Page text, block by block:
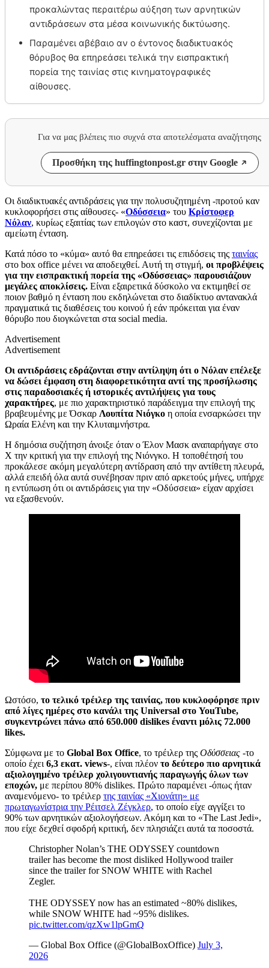
προκαλώντας περαιτέρω αύξηση των αρνητικών
αντιδράσεων στα μέσα κοινωνικής δικτύωσης.
Παραμένει αβέβαιο αν ο έντονος διαδικτυακός
θόρυβος θα επηρεάσει τελικά την εισπρακτική
πορεία της ταινίας στις κινηματογραφικές
αίθουσες.
Για να μας βλέπεις πιο συχνά στα αποτελέσματα αναζήτησης
Προσθήκη της huffingtonpost.gr στην Google
Οι διαδικτυακές αντιδράσεις για την πολυσυζητημένη -προτού καν
κυκλοφορήσει στις αίθουσες- «Οδύσσεια» του Κρίστοφερ
Νόλαν, κυρίως εξαιτίας των επιλογών στο καστ, συνεχίζονται με
αμείωτη ένταση.
Κατά πόσο το «κύμα» αυτό θα επηρεάσει τις επιδόσεις της ταινίας
στο box office μένει να αποδειχθεί. Αυτή τη στιγμή, οι προβλέψεις
για την εισπρακτική πορεία της «Οδύσσειας» παρουσιάζουν
μεγάλες αποκλίσεις. Είναι εξαιρετικά δύσκολο να εκτιμηθεί σε
ποιον βαθμό η ένταση που εκδηλώνεται στο διαδίκτυο αντανακλά
πραγματικά τις διαθέσεις του κοινού ή εάν πρόκειται για έναν
θόρυβο που διογκώνεται στα social media.
Advertisement
Advertisement
Οι αντιδράσεις εδράζονται στην αντίληψη ότι ο Νόλαν επέλεξε
να δώσει έμφαση στη διαφορετικότητα αντί της προσήλωσης
στις παραδοσιακές ή ιστορικές αντιλήψεις για τους
χαρακτήρες, με πιο χαρακτηριστικό παράδειγμα την επιλογή της
βραβευμένης με Όσκαρ Λουπίτα Νιόγκο η οποία ενσαρκώσει την
Ωραία Ελένη και την Κλυταιμνήστρα.
Η δημόσια συζήτηση άνοιξε όταν ο Έλον Μασκ αναπαρήγαγε στο
Χ την κριτική για την επιλογή της Νιόνγκο. Η τοποθέτησή του
προκάλεσε ακόμη μεγαλύτερη αντίδραση από την αντίθετη πλευρά,
αλλά επειδή όλα αυτά συνέβησαν πριν από αρκετούς μήνες, υπήρχε
η εντύπωση ότι οι αντιδράσεις για την «Οδύσσεια» είχαν αρχίσει
να εξασθενούν.
Ωστόσο, το τελικό τρέιλερ της ταινίας, που κυκλοφόρησε πριν
από λίγες ημέρες στο κανάλι της Universal στο YouTube,
συγκεντρώνει πάνω από 650.000 dislikes έναντι μόλις 72.000
likes.
Σύμφωνα με το Global Box Office, το τρέιλερ της Οδύσσειας -το
οποίο έχει 6,3 εκατ. views-, είναι πλέον το δεύτερο πιο αρνητικά
αξιολογημένο τρέιλερ χολιγουντιανής παραγωγής όλων των
εποχών, με περίπου 80% dislikes. Πρώτο παραμένει -όπως ήταν
αναμενόμενο- το τρέιλερ της ταινίας «Χιονάτη» με
πρωταγωνίστρια την Ρέιτσελ Ζέγκλερ, το οποίο είχε αγγίξει το
90% των αρνητικών αξιολογήσεων. Ακόμη και το «The Last Jedi»,
που είχε δεχθεί σφοδρή κριτική, δεν πλησιάζει αυτά τα ποσοστά.
Christopher Nolan’s THE ODYSSEY countdown
trailer has become the most disliked Hollywood trailer
since the trailer for SNOW WHITE with Rachel
Zegler.
THE ODYSSEY now has an estimated ~80% dislikes,
while SNOW WHITE had ~95% dislikes.
pic.twitter.com/qzXw1lpGmQ
— Global Box Office (@GlobalBoxOffice) July 3,
2026